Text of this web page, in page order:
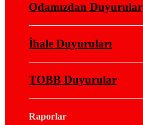
Odamızdan Duyurular
İhale Duyuruları
TOBB Duyurular
Raporlar